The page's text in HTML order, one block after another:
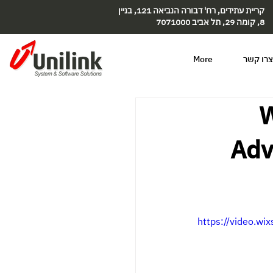
קריית עתידים, רח' דבורה הנביאה 121, בניין
8, קומה 29, תל אביב 7071000
צרו קשר More
https://